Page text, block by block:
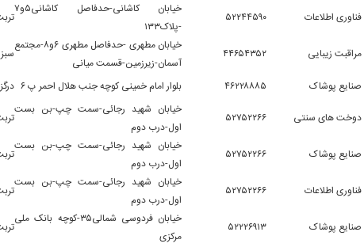
فناوری اطلاعات ۵۲۲۴۴۵۹۰
خیابان کاشانی-حدفاصل کاشانی۵و۷
-پلاک۱۳۳
مراقبت زیبایی ۴۴۶۵۴۳۵۲
خیابان مطهری -حدفاصل مطهری ۶و۸-مجتمع
آسمان-زیرزمین-قسمت میانی
صنایع پوشاک ۴۶۲۲۸۸۸۵ بلوار امام خمینی کوچه جنب هلال احمر پ ۶ درگز
دوخت های سنتی ۵۲۷۵۲۲۶۶
خیابان شهید رجائی-سمت چپ-بن بست
اول-درب دوم
صنایع پوشاک ۵۲۷۵۲۲۶۶
خیابان شهید رجائی-سمت چپ-بن بست
اول-درب دوم
فناوری اطلاعات ۵۲۷۵۲۲۶۶
خیابان شهید رجائی-سمت چپ-بن بست
اول-درب دوم
صنایع پوشاک ۵۲۲۲۶۹۱۳
خیابان فردوسی شمالی۳۵-کوچه بانک ملی
مرکزی